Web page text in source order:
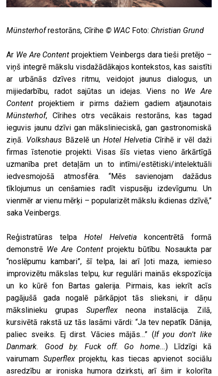
Münsterhofrestorāns,Cīrihe © WAC Foto: Christian Grund
Ar We Are Content projektiem Veinbergs dara tieši pretējo –
viņš integrē mākslu visdažādākajos kontekstos, kas saistīti
ar urbānās dzīves ritmu, veidojot jaunus dialogus, un
mijiedarbību, radot sajūtas un idejas. Viens no We Are
Content projektiem ir pirms dažiem gadiem atjaunotais
Münsterhof, Cīrihes otrs vecākais restorāns, kas tagad
ieguvis jaunu dzīvi gan mākslinieciskā, gan gastronomiskā
ziņā. Volkshaus Bāzelē un Hotel Helvetia Cīrihē ir vēl daži
firmas īstenotie projekti. Visas šīs vietas vieno ārkārtīgā
uzmanība pret detaļām un to intīmi/estētiski/intelektuāli
iedvesmojošā atmosfēra. “Mēs savienojam dažādus
tīklojumus un cenšamies radīt vispusēju izdevīgumu. Un
vienmēr ar vienu mērķi – popularizēt mākslu ikdienas dzīvē,”
saka Veinbergs.
Reģistratūras telpaHotel Helvetiakoncentrētā formā
demonstrē We Are Content projektu būtību. Nosaukta par
“noslēpumu kambari”, šī telpa, lai arī ļoti maza, iemieso
improvizētu mākslas telpu, kur regulāri mainās ekspozīcija
un ko kūrē fon Bartas galerija. Pirmais, kas iekrīt acīs
pagājušā gada nogalē pārkāpjot tās slieksni, ir dāņu
mākslinieku grupasSuperflex neona instalācija. Zilā,
kursivētā rakstā uz tās lasāmi vārdi: “Ja tev nepatīk Dānija,
paliec sveiks. Ej dirst. Vācies mājās…” (If you don't like
Danmark. Good by. Fuck off. Go home...) Līdzīgi kā
vairumam Superflexprojektu, kas tiecas apvienot sociālu
asredzību ar ironiska humora dzirksti, arī šim ir kolorīta